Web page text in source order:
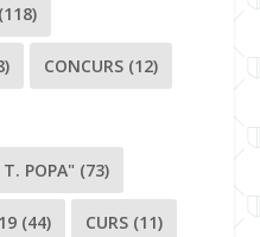
(118)
CONCURS (12)
T. POPA" (73)
(44) CURS (11)